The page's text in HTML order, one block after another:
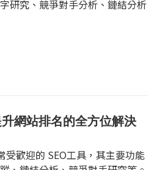
研究、競爭對手分析、鏈結分析
網站排名的全方位解決
受歡迎的 SEO工具，其主要功能